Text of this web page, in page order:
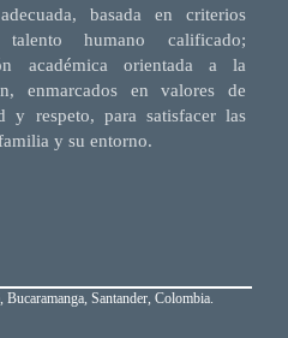
basada en criterios
humano calificado;
académica orientada a la
enmarcados en valores de
y respeto, para satisfacer las
y su entorno.
Santander, Colombia.